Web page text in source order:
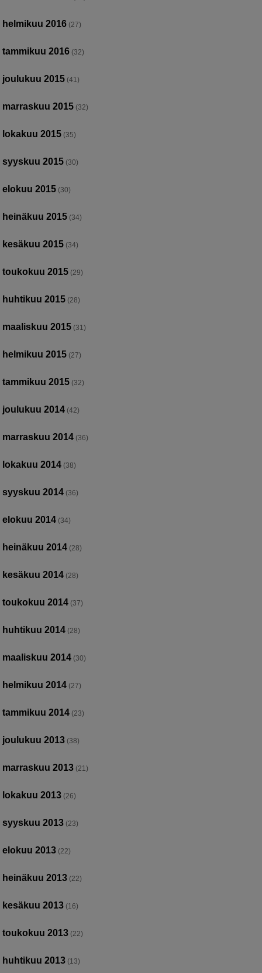
helmikuu 2016 (27)
tammikuu 2016 (32)
joulukuu 2015 (41)
marraskuu 2015 (32)
lokakuu 2015 (35)
syyskuu 2015 (30)
elokuu 2015 (30)
heinäkuu 2015 (34)
kesäkuu 2015 (34)
toukokuu 2015 (29)
huhtikuu 2015 (28)
maaliskuu 2015 (31)
helmikuu 2015 (27)
tammikuu 2015 (32)
joulukuu 2014 (42)
marraskuu 2014 (36)
lokakuu 2014 (38)
syyskuu 2014 (36)
elokuu 2014 (34)
heinäkuu 2014 (28)
kesäkuu 2014 (28)
toukokuu 2014 (37)
huhtikuu 2014 (28)
maaliskuu 2014 (30)
helmikuu 2014 (27)
tammikuu 2014 (23)
joulukuu 2013 (38)
marraskuu 2013 (21)
lokakuu 2013 (26)
syyskuu 2013 (23)
elokuu 2013 (22)
heinäkuu 2013 (22)
kesäkuu 2013 (16)
toukokuu 2013 (22)
huhtikuu 2013 (13)